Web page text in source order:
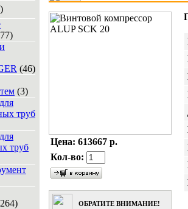
(46)
(3)
труб
труб
Цена: 613667 р.
Кол-во:
ОБРАТИТЕ ВНИМАНИЕ!